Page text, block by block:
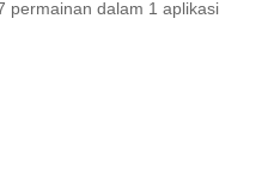
permainan dalam 1 aplikasi